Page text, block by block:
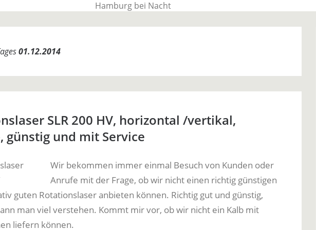
BauTime Blog
Über uns, über Produkte und unseren Alltag
01.12.2014
SLR 200 HV, horizontal /vertikal,
günstig und mit Service
Wir bekommen immer einmal Besuch von Kunden oder
Anrufe mit der Frage, ob wir nicht einen richtig günstigen
guten Rotationslaser anbieten können. Richtig gut und günstig,
man viel verstehen. Kommt mir vor, ob wir nicht ein Kalb mit
liefern können.